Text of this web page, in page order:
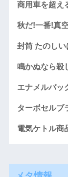
商用車を超え
秋だ!一番!真
封筒 たのし
鳴かぬなら殺
エナメルバッ
ターボセルブ
電気ケトル商